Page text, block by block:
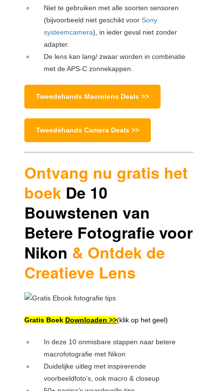
Niet te gebruiken met alle soorten sensoren
(bijvoorbeeld niet geschikt voor Sony
systeemcamera), in ieder geval niet zonder
adapter.
De lens kan lang/ zwaar worden in combinatie
met de APS-C zonnekappen.
Tweedehands Macrolens Deals >>
Tweedehands Camera Deals >>
Ontvang nu gratis het
boek De 10
Bouwstenen van
Betere Fotografie voor
Nikon & Ontdek de
Creatieve Lens
Gratis Boek Downloaden >>(klik op het geel)
In deze 10 onmisbare stappen naar betere
macrofotografie met Nikon
Duidelijke uitleg met inspirerende
voorbeeldfoto’s, ook macro & closeup